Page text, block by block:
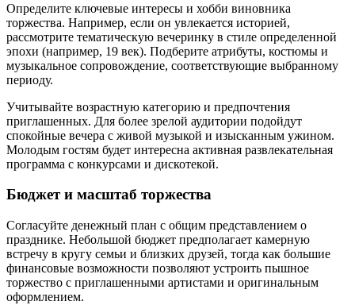
Определите ключевые интересы и хобби виновника
торжества. Например, если он увлекается историей,
рассмотрите тематическую вечеринку в стиле определенной
эпохи (например, 19 век). Подберите атрибуты, костюмы и
музыкальное сопровождение, соответствующие выбранному
периоду.
Учитывайте возрастную категорию и предпочтения
приглашенных. Для более зрелой аудитории подойдут
спокойные вечера с живой музыкой и изысканным ужином.
Молодым гостям будет интересна активная развлекательная
программа с конкурсами и дискотекой.
Бюджет и масштаб торжества
Согласуйте денежный план с общим представлением о
празднике. Небольшой бюджет предполагает камерную
встречу в кругу семьи и близких друзей, тогда как большие
финансовые возможности позволяют устроить пышное
торжество с приглашенными артистами и оригинальным
оформлением.